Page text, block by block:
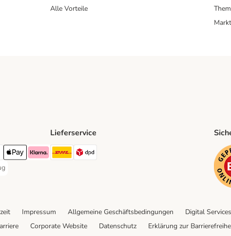
Alle Vorteile
Method
Method
Payment Method
Apple Pay Payment Method
Klarna Payment Method
Payment Method
Lieferservice
DHL Shipping Method
Impressum Allgemeine Geschäftsbedingungen Digital
Corporate Website Datenschutz Erklärung zur